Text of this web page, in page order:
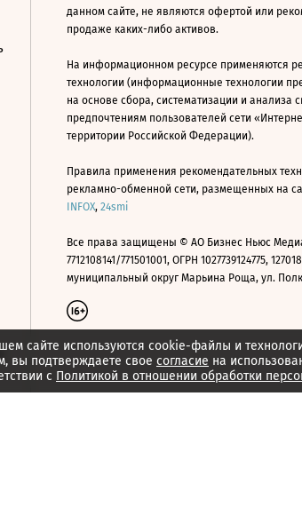
сайте используются cookie-файлы и
вы подтверждаете свое согласие на
с Политикой в отношении обработки
данном сайте, не являются офертой или
продаже каких-либо активов.
На информационном ресурсе применяются
технологии (информационные технологии
на основе сбора, систематизации и анализа
предпочтениям пользователей сети
территории Российской Федерации).
Правила применения рекомендательных
рекламно-обменной сети, размещенных на
INFOX, 24smi
Все права защищены © АО Бизнес Ньюс
7712108141/771501001, ОГРН 1027739124775,
муниципальный округ Марьина Роща, ул.